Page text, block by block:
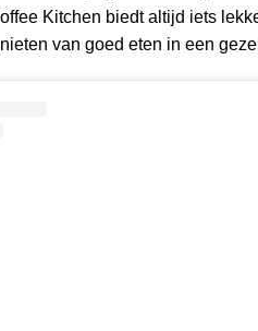
Kitchen biedt altijd iets
van goed eten in een